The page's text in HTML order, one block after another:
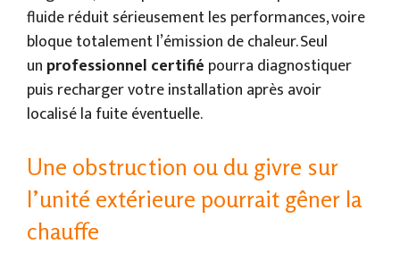
fluide réduit sérieusement les performances, voire
bloque totalement l’émission de chaleur. Seul
un professionnel certifié pourra diagnostiquer
puis recharger votre installation après avoir
localisé la fuite éventuelle.
Une obstruction ou du givre sur
l’unité extérieure pourrait gêner la
chauffe